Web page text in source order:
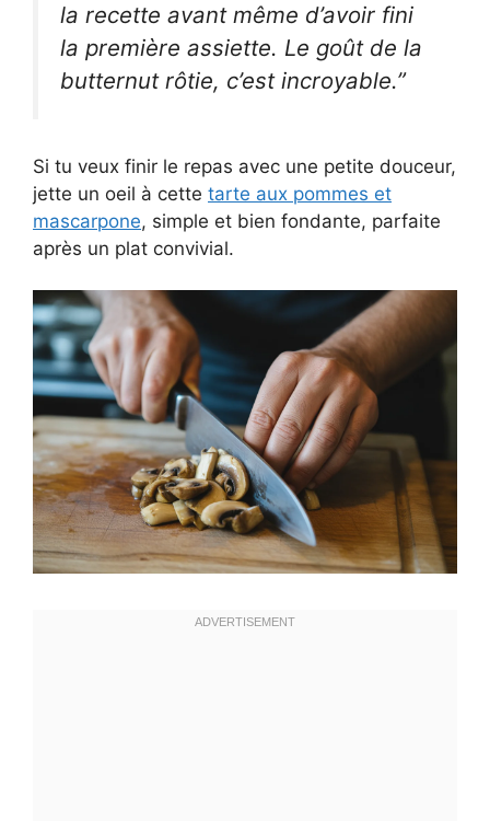
la recette avant même d’avoir fini
la première assiette. Le goût de la
butternut rôtie, c’est incroyable.”
Si tu veux finir le repas avec une petite douceur,
jette un oeil à cette tarte aux pommes et
mascarpone, simple et bien fondante, parfaite
après un plat convivial.